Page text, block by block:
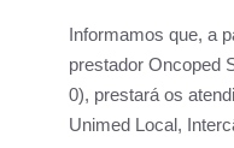
Informamos que, a
prestador Oncoped
0), prestará os
Unimed Local,